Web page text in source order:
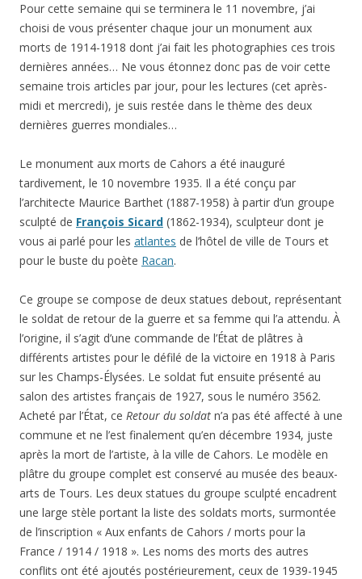
Pour cette semaine qui se terminera le 11 novembre, j’ai
choisi de vous présenter chaque jour un monument aux
morts de 1914-1918 dont j’ai fait les photographies ces trois
dernières années… Ne vous étonnez donc pas de voir cette
semaine trois articles par jour, pour les lectures (cet après-
midi et mercredi), je suis restée dans le thème des deux
dernières guerres mondiales…
Le monument aux morts de Cahors a été inauguré
tardivement, le 10 novembre 1935. Il a été conçu par
l’architecte Maurice Barthet (1887-1958) à partir d’un groupe
sculpté de François Sicard (1862-1934), sculpteur dont je
vous ai parlé pour les atlantes de l’hôtel de ville de Tours et
pour le buste du poète Racan.
Ce groupe se compose de deux statues debout, représentant
le soldat de retour de la guerre et sa femme qui l’a attendu. À
l’origine, il s’agit d’une commande de l’État de plâtres à
différents artistes pour le défilé de la victoire en 1918 à Paris
sur les Champs-Élysées. Le soldat fut ensuite présenté au
salon des artistes français de 1927, sous le numéro 3562.
Acheté par l’État, ce Retour du soldat n’a pas été affecté à une
commune et ne l’est finalement qu’en décembre 1934, juste
après la mort de l’artiste, à la ville de Cahors. Le modèle en
plâtre du groupe complet est conservé au musée des beaux-
arts de Tours. Les deux statues du groupe sculpté encadrent
une large stèle portant la liste des soldats morts, surmontée
de l’inscription « Aux enfants de Cahors / morts pour la
France / 1914 / 1918 ». Les noms des morts des autres
conflits ont été ajoutés postérieurement, ceux de 1939-1945